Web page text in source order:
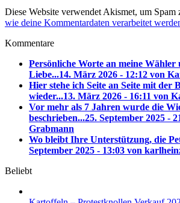
Diese Website verwendet Akismet, um Spam
wie deine Kommentardaten verarbeitet
Kommentare
Persönliche Worte an meine Wähler
Liebe...14. März 2026 - 12:12 von
Hier stehe ich Seite an Seite mit der
wieder...13. März 2026 - 16:11 von
Vor mehr als 7 Jahren wurde die
beschrieben...25. September 2025 -
Grabmann
Wo bleibt Ihre Unterstützung, die
September 2025 - 13:03 von
Beliebt